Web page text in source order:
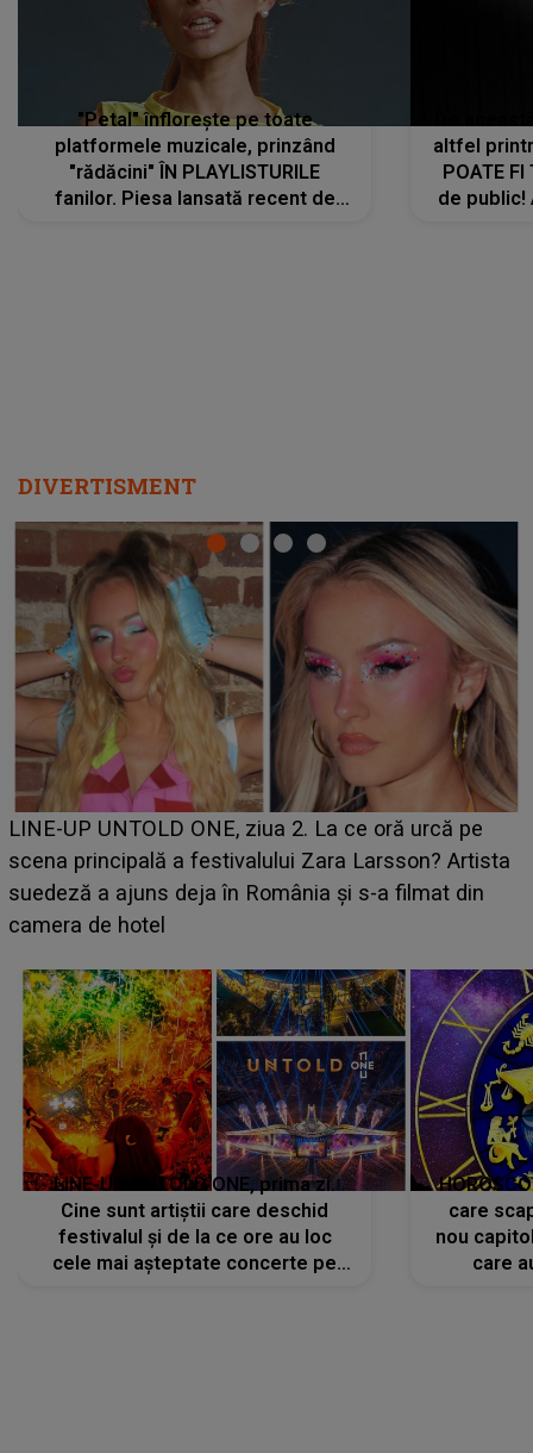
"Petal" înflorește pe toate
platformele muzicale, prinzând
"rădăcini" ÎN PLAYLISTURILE
fanilor. Piesa lansată recent de
altfel
POATE FI
de public!
DIVERTISMENT
Ce a dezvăluit noua concurentă din "Casa Iubirii" l-a
luat prin surprindere pe Emanuel. CINE ESTE
BĂIATUL VIZAT de Alexandra?! Aflându-se în fața
faptului împlinit, A RECUNOSCUT IMEDIAT: "Am
LINE-UP UNTOLD ONE, prima zi.
Cine sunt artiștii care deschid
festivalul și de la ce ore au loc
cele mai așteptate concerte pe
care
nou
care